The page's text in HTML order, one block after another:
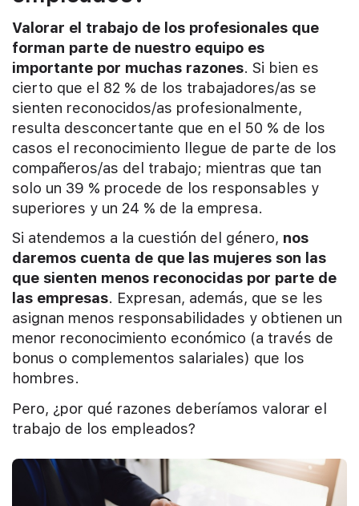
Valorar el trabajo de los profesionales que
forman parte de nuestro equipo es
importante por muchas razones. Si bien es
cierto que el 82 % de los trabajadores/as se
sienten reconocidos/as profesionalmente,
resulta desconcertante que en el 50 % de los
casos el reconocimiento llegue de parte de los
compañeros/as del trabajo; mientras que tan
solo un 39 % procede de los responsables y
superiores y un 24 % de la empresa.
Si atendemos a la cuestión del género, nos
daremos cuenta de que las mujeres son las
que sienten menos reconocidas por parte de
las empresas. Expresan, además, que se les
asignan menos responsabilidades y obtienen un
menor reconocimiento económico (a través de
bonus o complementos salariales) que los
hombres.
Pero, ¿por qué razones deberíamos valorar el
trabajo de los empleados?